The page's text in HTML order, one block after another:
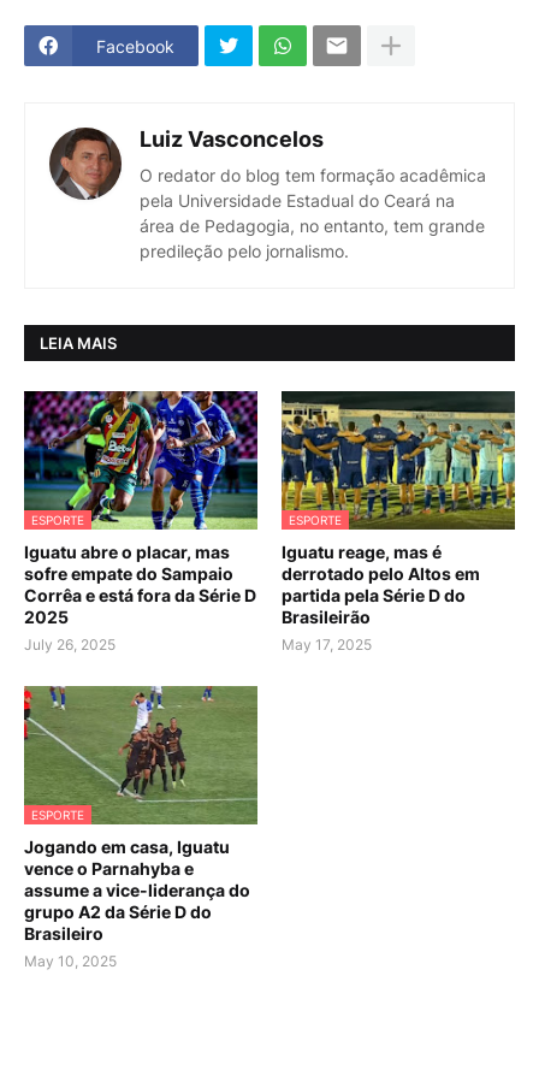
Facebook
Luiz Vasconcelos
O redator do blog tem formação acadêmica
pela Universidade Estadual do Ceará na
área de Pedagogia, no entanto, tem grande
predileção pelo jornalismo.
LEIA MAIS
ESPORTE
Iguatu abre o placar, mas
sofre empate do Sampaio
Corrêa e está fora da Série D
2025
July 26, 2025
ESPORTE
Iguatu reage, mas é
derrotado pelo Altos em
partida pela Série D do
Brasileirão
May 17, 2025
ESPORTE
Jogando em casa, Iguatu
vence o Parnahyba e
assume a vice-liderança do
grupo A2 da Série D do
Brasileiro
May 10, 2025